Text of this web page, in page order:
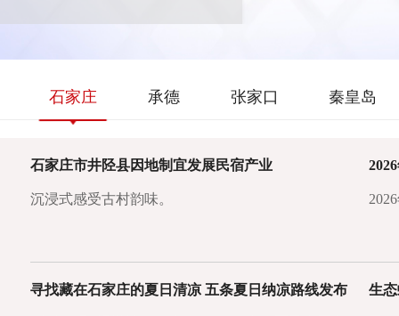
石家庄 承德 张家口 秦皇岛
石家庄市井陉县因地制宜发展民宿产业
沉浸式感受古村韵味。
寻找藏在石家庄的夏日清凉 五条夏日纳凉路线发布 生